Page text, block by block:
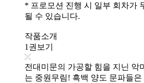
* 프로모션 진행 시 일부 회차가
될 수 있습니다.
작품소개
1권보기
전대미문의 가공할 힘을 지닌 악
는 중원무림! 흑백 양도 문파들